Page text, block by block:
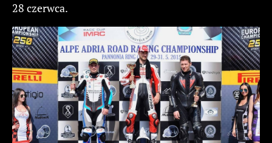
28 czerwca.